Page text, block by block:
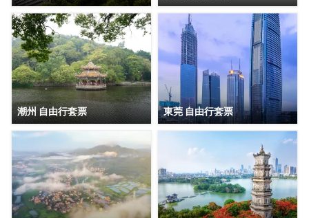
潮州 自由行套票 東莞 自由行套票